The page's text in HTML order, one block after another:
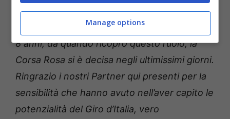
migliore dei modi, in una sede straordinaria
come quella della Venaria Reale. Negli ultimi
8 anni, da quando ricopro questo ruolo, la
Corsa Rosa si è decisa negli ultimissimi giorni.
Ringrazio i nostri Partner qui presenti per la
sensibilità che hanno avuto nell’aver capito le
potenzialità del Giro d’Italia, vero
Manage options